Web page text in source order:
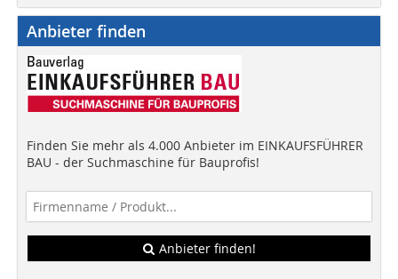
Anbieter finden
Finden Sie mehr als 4.000 Anbieter im EINKAUFSFÜHRER
BAU - der Suchmaschine für Bauprofis!
Anbieter finden!